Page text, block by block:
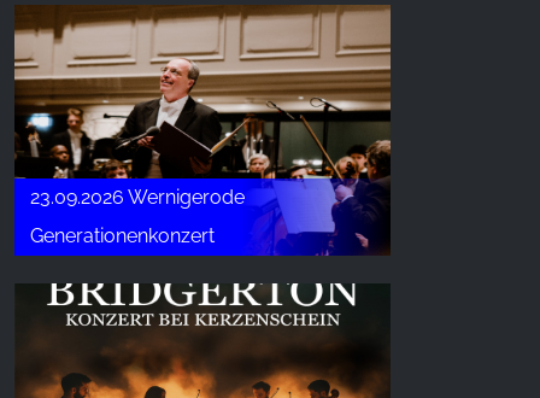
23.09.2026 Wernigerode
Generationenkonzert